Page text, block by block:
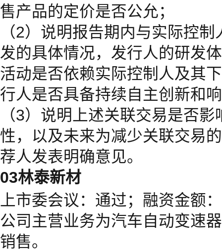
售产品的定价是否公允；
（2）说明报告期内与实际控
发的具体情况，发行人的研发
活动是否依赖实际控制人及其
行人是否具备持续自主创新和
（3）说明上述关联交易是否
性，以及未来为减少关联交易
荐人发表明确意见。
03林泰新材
上市委会议：通过；融资金额
公司主营业务为汽车自动变速
销售。